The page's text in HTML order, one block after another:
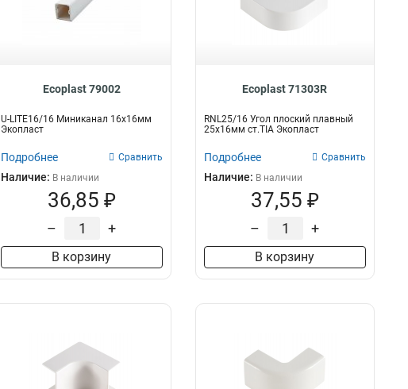
Ecoplast 79002
U-LITE16/16 Миниканал 16х16мм
Экопласт
Подробнее Сравнить
Наличие: В наличии
36,85 ₽
– +
В корзину
Ecoplast 71303R
RNL25/16 Угол плоский плавный
25х16мм ст.TIA Экопласт
Подробнее Сравнить
Наличие: В наличии
37,55 ₽
– +
В корзину